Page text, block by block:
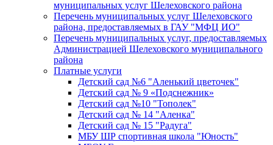
муниципальных услуг Шелеховского района
Перечень муниципальных услуг Шелеховского
района, предоставляемых в ГАУ "МФЦ ИО"
Перечень муниципальных услуг, предоставляемых
Администрацией Шелеховского муниципального
района
Платные услуги
Детский сад №6 "Аленький цветочек"
Детский сад № 9 «Подснежник»
Детский сад №10 "Тополек"
Детский сад № 14 "Аленка"
Детский сад № 15 "Радуга"
МБУ ШР спортивная школа "Юность"